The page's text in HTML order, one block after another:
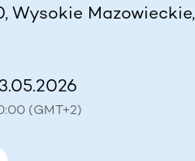
Wysokie Mazowieckie,
(GMT+2)